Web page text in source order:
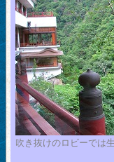
吹き抜けのロビーでは